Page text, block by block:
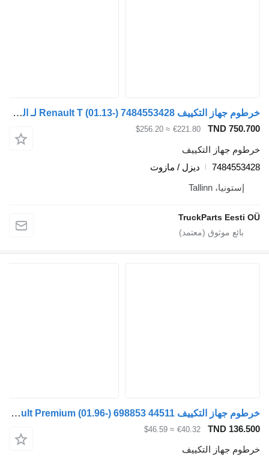
خرطوم جهاز التكييف Renault T (01.13-) 7484553428 لـ السيارات القاطرة Renault T (2013-)
TND 750.700
€221.80
≈ $256.20
خرطوم جهاز التكييف
7484553428
ديزل / مازوت
إستونيا، Tallinn
TruckParts Eesti OÜ
خرطوم جهاز التكييف Renault Premium (01.96-) 698853 44511 لـ السيارات القاطرة Renault Premium, Premium 2 (1996-2014)
TND 136.500
€40.32
≈ $46.59
خرطوم جهاز التكييف